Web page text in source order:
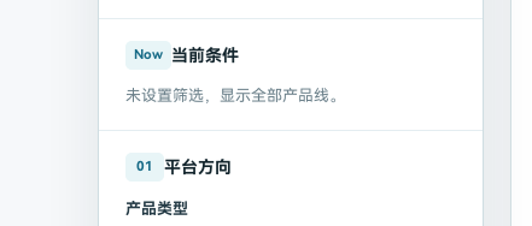
Now 当前条件
未设置筛选，显示全部产品线。
01 平台方向
产品类型